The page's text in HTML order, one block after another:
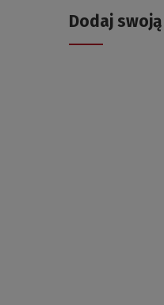
Dodaj